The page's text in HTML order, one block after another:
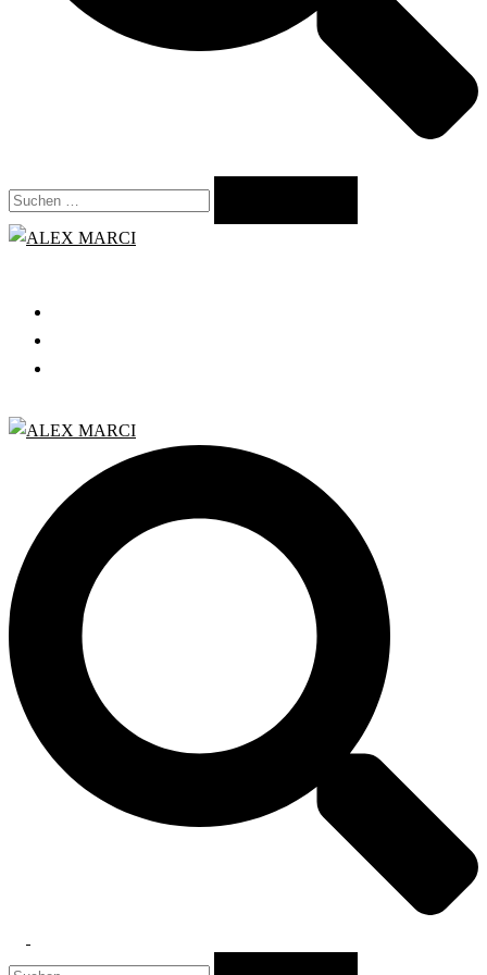
Suchen
nach:
menu
Suchen